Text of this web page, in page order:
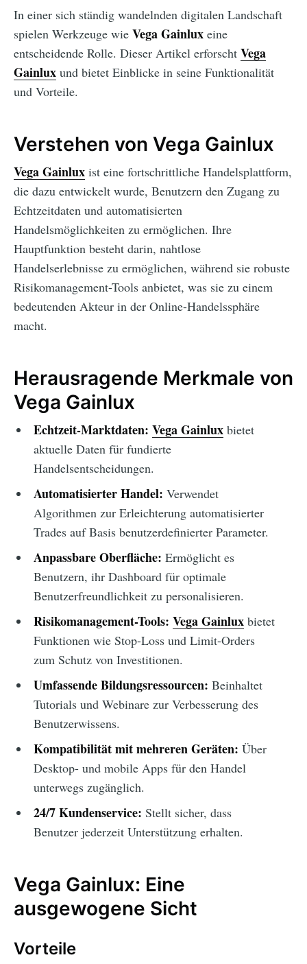
In einer sich ständig wandelnden digitalen Landschaft
spielen Werkzeuge wie Vega Gainlux eine
entscheidende Rolle. Dieser Artikel erforscht Vega
Gainlux und bietet Einblicke in seine Funktionalität
und Vorteile.
Verstehen von Vega Gainlux
Vega Gainlux ist eine fortschrittliche Handelsplattform,
die dazu entwickelt wurde, Benutzern den Zugang zu
Echtzeitdaten und automatisierten
Handelsmöglichkeiten zu ermöglichen. Ihre
Hauptfunktion besteht darin, nahtlose
Handelserlebnisse zu ermöglichen, während sie robuste
Risikomanagement-Tools anbietet, was sie zu einem
bedeutenden Akteur in der Online-Handelssphäre
macht.
Herausragende Merkmale von
Vega Gainlux
Echtzeit-Marktdaten: Vega Gainluxbietet
aktuelle Daten für fundierte
Handelsentscheidungen.
Automatisierter Handel: Verwendet
Algorithmen zur Erleichterung automatisierter
Trades auf Basis benutzerdefinierter Parameter.
Anpassbare Oberfläche: Ermöglicht es
Benutzern, ihr Dashboard für optimale
Benutzerfreundlichkeit zu personalisieren.
Risikomanagement-Tools: Vega Gainluxbietet
Funktionen wie Stop-Loss und Limit-Orders
zum Schutz von Investitionen.
Umfassende Bildungsressourcen: Beinhaltet
Tutorials und Webinare zur Verbesserung des
Benutzerwissens.
Kompatibilität mit mehreren Geräten: Über
Desktop- und mobile Apps für den Handel
unterwegs zugänglich.
24/7 Kundenservice: Stellt sicher, dass
Benutzer jederzeit Unterstützung erhalten.
Vega Gainlux: Eine
ausgewogene Sicht
Vorteile